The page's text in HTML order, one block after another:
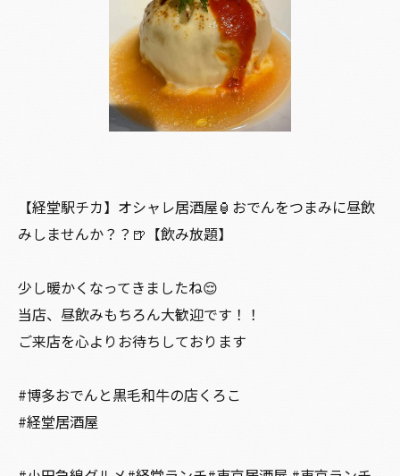
【経堂駅チカ】オシャレ居酒屋🏮おでんをつまみに昼飲
みしませんか？？🍺【飲み放題】
少し暖かくなってきましたね😌
当店、昼飲みもちろん大歓迎です！！
ご来店を心よりお待ちしております
#博多おでんと黒毛和牛の店くろこ
#経堂居酒屋